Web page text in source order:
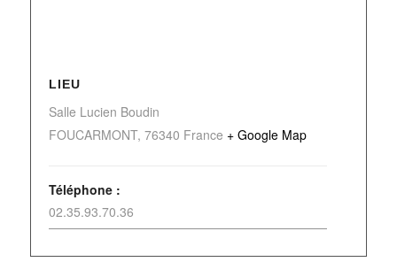
LIEU
Salle Lucien Boudin
FOUCARMONT, 76340 France + Google Map
Téléphone :
02.35.93.70.36